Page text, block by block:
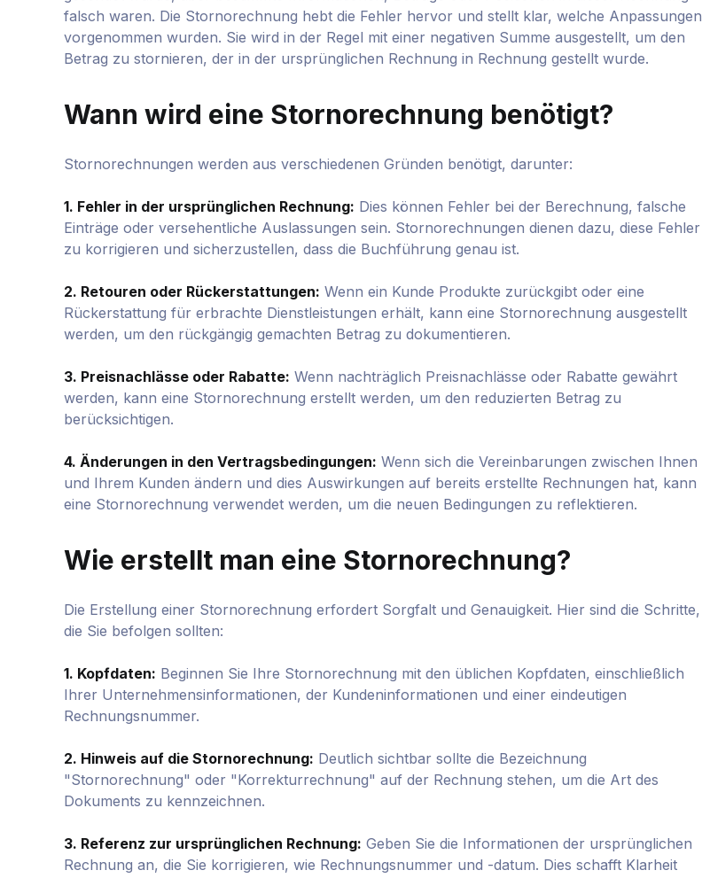
falsch waren. Die Stornorechnung hebt die Fehler hervor und stellt klar, welche Anpassungen
vorgenommen wurden. Sie wird in der Regel mit einer negativen Summe ausgestellt, um den
Betrag zu stornieren, der in der ursprünglichen Rechnung in Rechnung gestellt wurde.
Wann wird eine Stornorechnung benötigt?
Stornorechnungen werden aus verschiedenen Gründen benötigt, darunter:
1. Fehler in der ursprünglichen Rechnung: Dies können Fehler bei der Berechnung, falsche
Einträge oder versehentliche Auslassungen sein. Stornorechnungen dienen dazu, diese Fehler
zu korrigieren und sicherzustellen, dass die Buchführung genau ist.
2. Retouren oder Rückerstattungen: Wenn ein Kunde Produkte zurückgibt oder eine
Rückerstattung für erbrachte Dienstleistungen erhält, kann eine Stornorechnung ausgestellt
werden, um den rückgängig gemachten Betrag zu dokumentieren.
3. Preisnachlässe oder Rabatte: Wenn nachträglich Preisnachlässe oder Rabatte gewährt
werden, kann eine Stornorechnung erstellt werden, um den reduzierten Betrag zu
berücksichtigen.
4. Änderungen in den Vertragsbedingungen: Wenn sich die Vereinbarungen zwischen Ihnen
und Ihrem Kunden ändern und dies Auswirkungen auf bereits erstellte Rechnungen hat, kann
eine Stornorechnung verwendet werden, um die neuen Bedingungen zu reflektieren.
Wie erstellt man eine Stornorechnung?
Die Erstellung einer Stornorechnung erfordert Sorgfalt und Genauigkeit. Hier sind die Schritte,
die Sie befolgen sollten:
1. Kopfdaten: Beginnen Sie Ihre Stornorechnung mit den üblichen Kopfdaten, einschließlich
Ihrer Unternehmensinformationen, der Kundeninformationen und einer eindeutigen
Rechnungsnummer.
2. Hinweis auf die Stornorechnung: Deutlich sichtbar sollte die Bezeichnung
"Stornorechnung" oder "Korrekturrechnung" auf der Rechnung stehen, um die Art des
Dokuments zu kennzeichnen.
3. Referenz zur ursprünglichen Rechnung: Geben Sie die Informationen der ursprünglichen
Rechnung an, die Sie korrigieren, wie Rechnungsnummer und -datum. Dies schafft Klarheit